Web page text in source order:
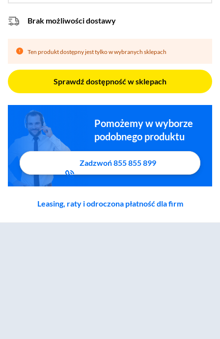
Brak możliwości dostawy
Ten produkt dostępny jest tylko w wybranych sklepach
Sprawdź dostępność w sklepach
Pomożemy w wyborze
podobnego produktu
Zadzwoń 855 855 899
Leasing, raty i odroczona płatność dla firm